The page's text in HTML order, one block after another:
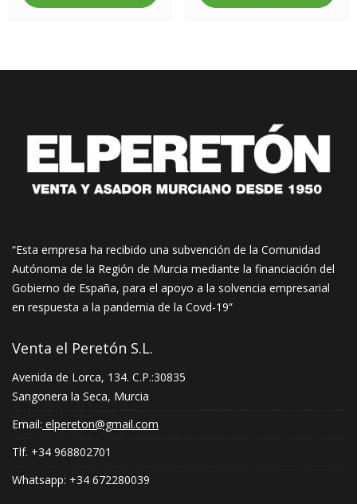
“Esta empresa ha recibido una subvención de la Comunidad
Autónoma de la Región de Murcia mediante la financiación del
Gobierno de España, para el apoyo a la solvencia empresarial
en respuesta a la pandemia de la Covd-19”
Venta el Peretón S.L.
Avenida de Lorca, 134. C.P.:30835
Sangonera la Seca, Murcia
Email: elpereton@gmail.com
Tlf. +34 968802701
Whatsapp: +34 672280039